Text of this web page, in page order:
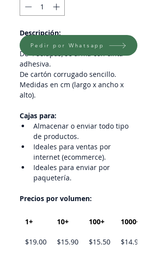
Descripción:
Caja de cartón corrugado.
De 4 solapas, se arma con cinta
adhesiva.
De cartón corrugado sencillo.
Medidas en cm (largo x ancho x
alto).
Cajas para:
Almacenar o enviar todo tipo
de productos.
Ideales para ventas por
internet (ecommerce).
Ideales para enviar por
paquetería.
Precios por volumen:
1+ 10+ 100+ 1000+
$19.00 $15.90 $15.50 $14.90
Pedir por Whatsapp